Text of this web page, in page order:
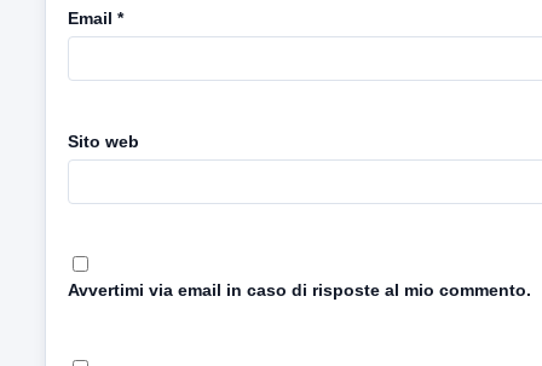
Email *
Sito web
Avvertimi via email in caso di risposte al mio commento.